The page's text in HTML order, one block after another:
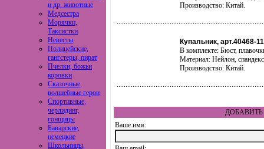
и др. животные
Медсестра
Морячки,
Таксистки
Невесты
Полицейские,
гангстеры, пират
Пчелки, божьи
коровки
Сказочные,
волшебные герои
Спортивные,
черлидинг,
гонщицы
Баварские,
немецкие
Школьницы,
Производство: Китай.
Купальник, арт.40468-11
В комплекте: Бюст,
Материал: Нейлон,
Производство: Китай.
ДОБАВИТЬ
Ваше имя: